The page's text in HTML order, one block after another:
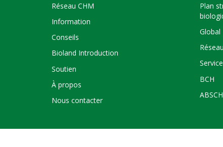
Réseau CHM
Information
Conseils
Bioland Introduction
Soutien
À propos
Nous contacter
Plan
Global
BCH
ABSCH